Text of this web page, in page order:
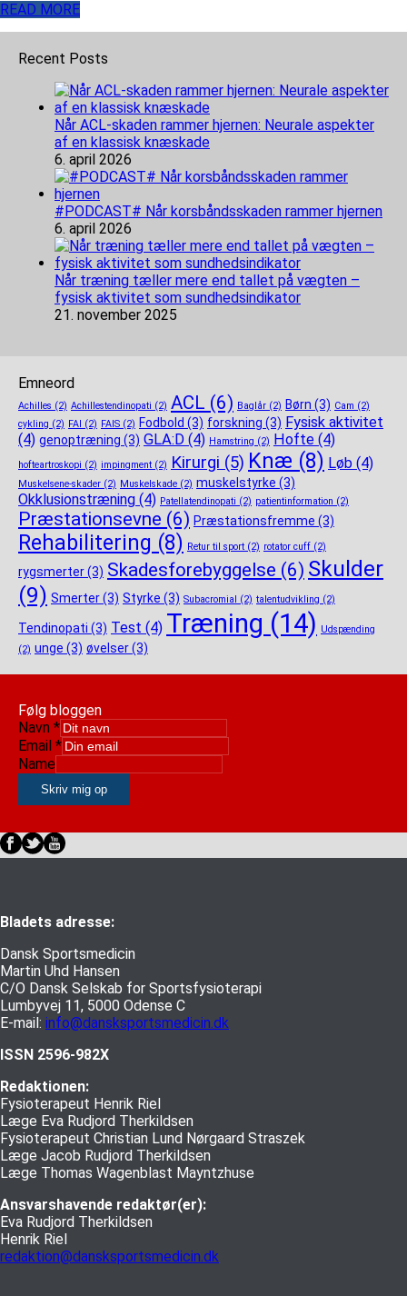
READ MORE
Recent Posts
Når ACL-skaden rammer hjernen: Neurale aspekter
af en klassisk knæskade
6. april 2026
#PODCAST# Når korsbåndsskaden rammer hjernen
6. april 2026
Når træning tæller mere end tallet på vægten –
fysisk aktivitet som sundhedsindikator
21. november 2025
Emneord
Achilles (2) Achillestendinopati (2) ACL (6) Baglår (2) Børn (3) Cam (2)
cykling (2) FAI (2) FAIS (2) Fodbold (3) forskning (3) Fysisk aktivitet
(4) genoptræning (3) GLA:D (4) Hamstring (2) Hofte (4)
hofteartroskopi (2) impingment (2) Kirurgi (5) Knæ (8) Løb (4)
Muskelsene-skader (2) Muskelskade (2) muskelstyrke (3)
Okklusionstræning (4) Patellatendinopati (2) patientinformation (2)
Præstationsevne (6) Præstationsfremme (3)
Rehabilitering (8) Retur til sport (2) rotator cuff (2)
rygsmerter(3) Skadesforebyggelse (6) Skulder
(9) Smerter(3) Styrke (3) Subacromial (2) talentudvikling (2)
Tendinopati (3) Test (4) Træning (14) Udspænding
(2) unge (3) øvelser(3)
Følg bloggen
Navn *
Email *
Name
Skriv mig op
Bladets adresse:
Dansk Sportsmedicin
Martin Uhd Hansen
C/O Dansk Selskab for Sportsfysioterapi
Lumbyvej 11, 5000 Odense C
E-mail: info@dansksportsmedicin.dk
ISSN 2596-982X
Redaktionen:
Fysioterapeut Henrik Riel
Læge Eva Rudjord Therkildsen
Fysioterapeut Christian Lund Nørgaard Straszek
Læge Jacob Rudjord Therkildsen
Læge Thomas Wagenblast Mayntzhuse
Ansvarshavende redaktør(er):
Eva Rudjord Therkildsen
Henrik Riel
redaktion@dansksportsmedicin.dk